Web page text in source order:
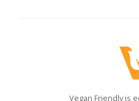
Vegan Friendly is